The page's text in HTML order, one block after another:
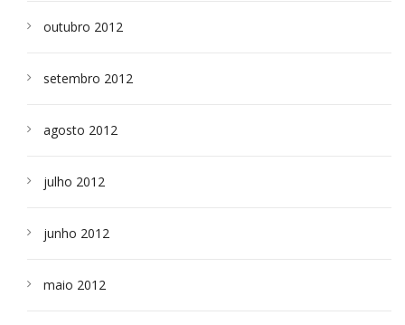
outubro 2012
setembro 2012
agosto 2012
julho 2012
junho 2012
maio 2012